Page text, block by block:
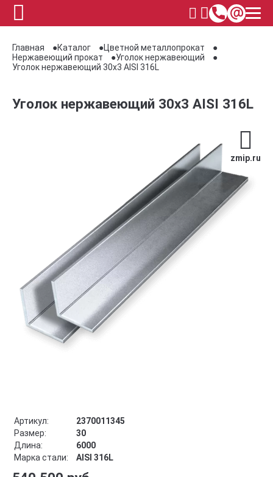
Главная Каталог
Цветной металлопрокат
Нержавеющий прокат
Уголок нержавеющий
Уголок нержавеющий 30х3 AISI 316L
Уголок нержавеющий 30х3 AISI 316L
zmip.ru
Артикул:
2370011345
Размер:
30
Длина:
6000
Марка стали:
AISI 316L